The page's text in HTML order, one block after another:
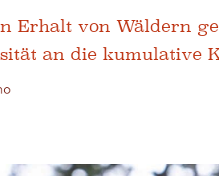
Erhalt von Wäldern
an die kumulative